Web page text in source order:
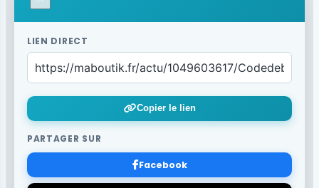
LIEN DIRECT
Copier le lien
PARTAGER SUR
Facebook